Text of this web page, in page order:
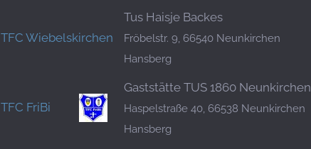
TFC Wiebelskirchen
Tus Haisje Backes
Fröbelstr. 9, 66540 Neunkirchen
Hansberg
TFC FriBi
Gaststätte TUS 1860 Neunkirchen
Haspelstraße 40, 66538 Neunkirchen
Hansberg